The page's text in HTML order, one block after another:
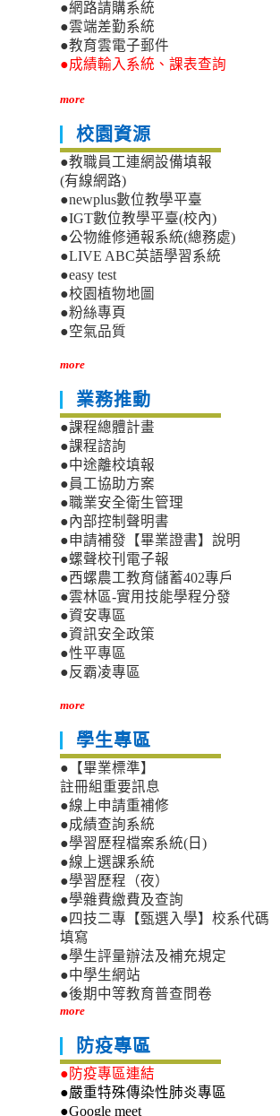
●網路請購系統
●雲端差勤系統
●教育雲電子郵件
●成績輸入系統、課表查詢
more
校園資源
●教職員工連網設備填報
(有線網路)
●newplus數位教學平臺
●IGT數位教學平臺(校內)
●公物維修通報系統(總務處)
●LIVE ABC英語學習系統
●easy test
●校園植物地圖
●粉絲專頁
●空氣品質
more
業務推動
●課程總體計畫
●課程諮詢
●中途離校填報
●員工協助方案
●職業安全衛生管理
●內部控制聲明書
●申請補發【畢業證書】說明
●螺聲校刊電子報
●西螺農工教育儲蓄402專戶
●雲林區-實用技能學程分發
●資安專區
●資訊安全政策
●性平專區
●反霸凌專區
more
學生專區
●【畢業標準】
註冊組重要訊息
●線上申請重補修
●成績查詢系統
●學習歷程檔案系統(日)
●線上選課系統
●學習歷程（夜）
●學雜費繳費及查詢
●四技二專【甄選入學】校系代碼
填寫
●學生評量辦法及補充規定
●中學生網站
●後期中等教育普查問卷
more
防疫專區
●防疫專區連結
●嚴重特殊傳染性肺炎專區
●Google meet